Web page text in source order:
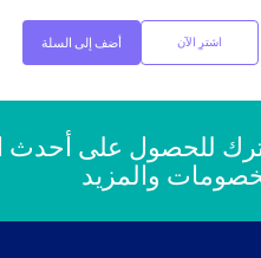
أضف إلى السلة اشترِ الآن
للحصول على أحدث
والمزيد